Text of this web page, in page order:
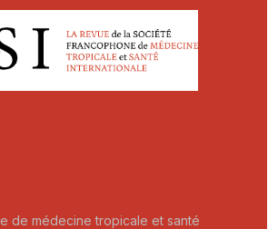
de médecine tropicale et santé